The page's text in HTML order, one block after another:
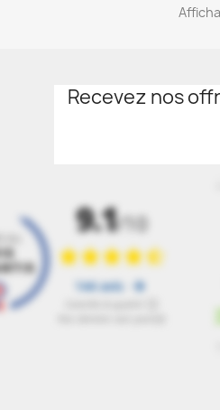
Recevez nos